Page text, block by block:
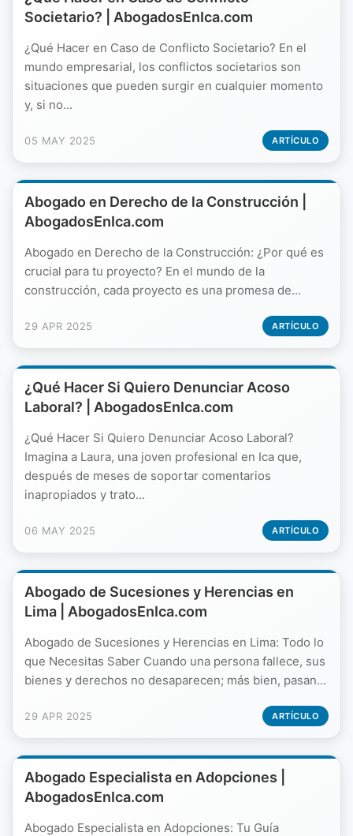
Societario? | AbogadosEnIca.com
¿Qué Hacer en Caso de Conflicto Societario? En el
mundo empresarial, los conflictos societarios son
situaciones que pueden surgir en cualquier momento
y, si no...
05 MAY 2025 ARTÍCULO
Abogado en Derecho de la Construcción |
AbogadosEnIca.com
Abogado en Derecho de la Construcción: ¿Por qué es
crucial para tu proyecto? En el mundo de la
construcción, cada proyecto es una promesa de...
29 APR 2025 ARTÍCULO
¿Qué Hacer Si Quiero Denunciar Acoso
Laboral? | AbogadosEnIca.com
¿Qué Hacer Si Quiero Denunciar Acoso Laboral?
Imagina a Laura, una joven profesional en Ica que,
después de meses de soportar comentarios
inapropiados y trato...
06 MAY 2025 ARTÍCULO
Abogado de Sucesiones y Herencias en
Lima | AbogadosEnIca.com
Abogado de Sucesiones y Herencias en Lima: Todo lo
que Necesitas Saber Cuando una persona fallece, sus
bienes y derechos no desaparecen; más bien, pasan...
29 APR 2025 ARTÍCULO
Abogado Especialista en Adopciones |
AbogadosEnIca.com
Abogado Especialista en Adopciones: Tu Guía